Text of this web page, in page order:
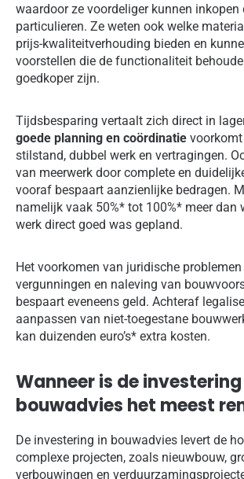
waardoor ze voordeliger kunnen inkopen
particulieren. Ze weten ook welke
prijs-kwaliteitverhouding bieden en
voorstellen die de functionaliteit
goedkoper zijn.
Tijdsbesparing vertaalt zich direct in
goede planning en coördinatie
stilstand, dubbel werk en vertragingen.
van meerwerk door complete en
vooraf bespaart aanzienlijke bedragen.
namelijk vaak 50%* tot 100%* meer dan
werk direct goed was gepland.
Het voorkomen van juridische
vergunningen en naleving van
bespaart eveneens geld. Achteraf
aanpassen van niet-toegestane
kan duizenden euro’s* extra kosten.
Wanneer is de
bouwadvies het meest
De investering in bouwadvies levert de
complexe projecten, zoals nieuwbouw,
verbouwingen en